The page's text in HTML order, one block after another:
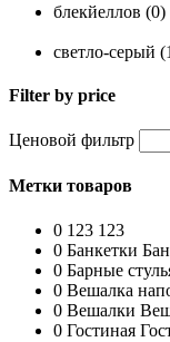
блекйеллов (0)
светло-серый
Filter by price
Ценовой фильтр
Метки товаров
0 123 123
0 Банкетки
0 Барные
0 Вешалка
0 Вешалки
0 Гостиная